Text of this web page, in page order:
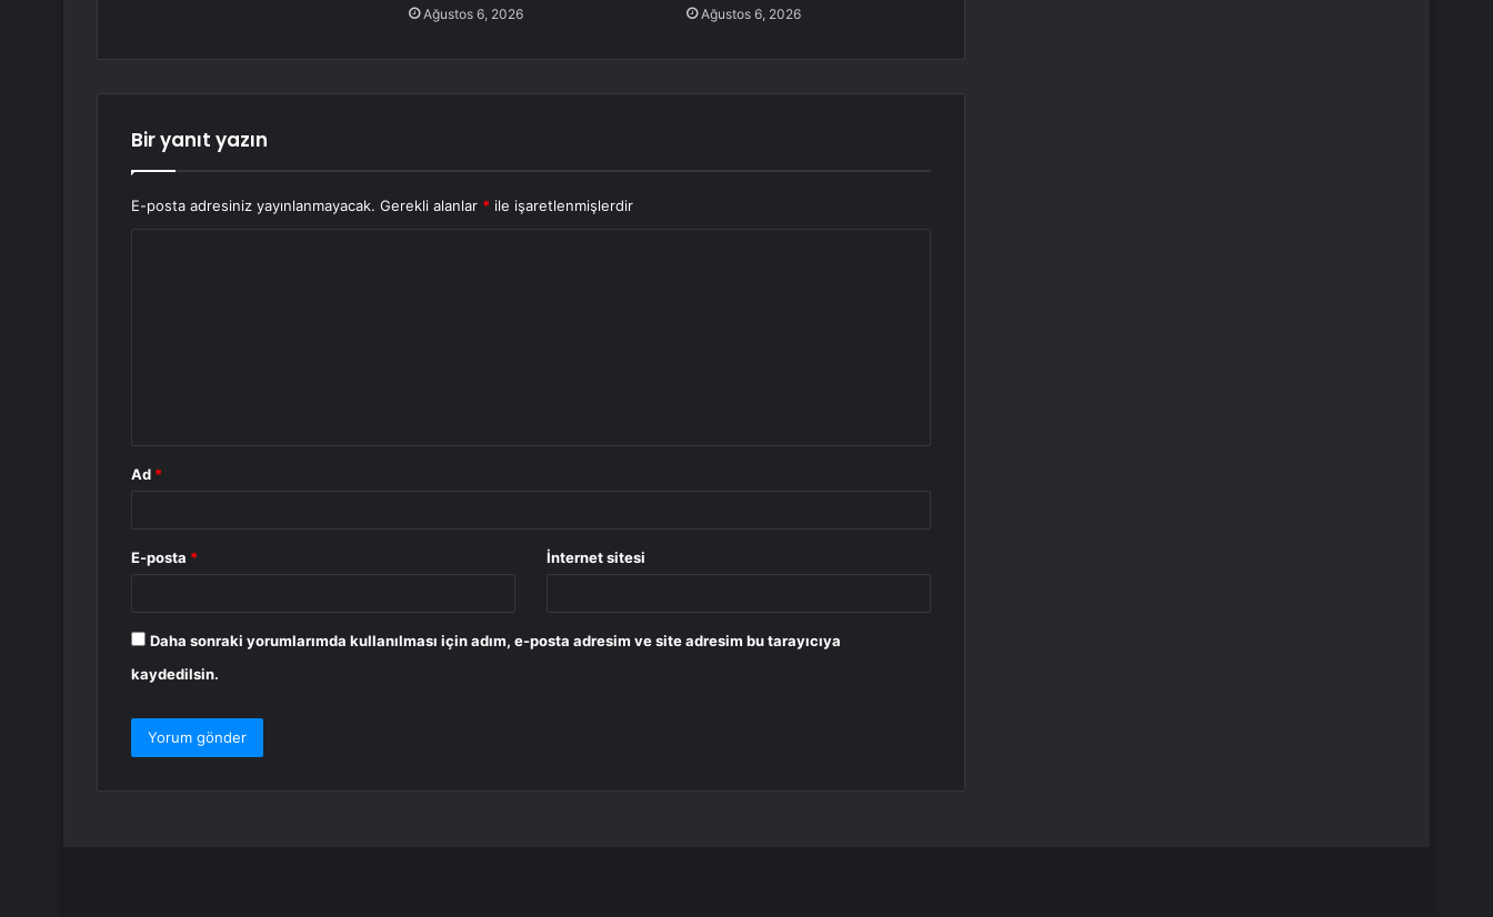
Ağustos 6, 2026 Ağustos 6, 2026
Bir yanıt yazın
E-posta adresiniz yayınlanmayacak. Gerekli alanlar * ile işaretlenmişlerdir
Ad *
E-posta * İnternet sitesi
Daha sonraki yorumlarımda kullanılması için adım, e-posta adresim ve site adresim bu tarayıcıya
kaydedilsin.